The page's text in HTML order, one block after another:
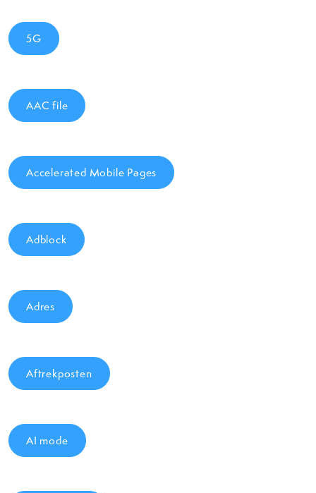
5G
AAC file
Accelerated Mobile Pages
Adblock
Adres
Aftrekposten
AI mode